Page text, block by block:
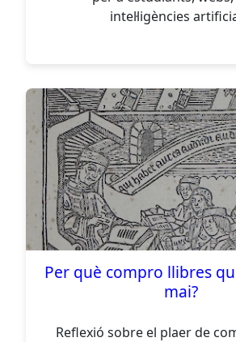
intel·ligències
Per què compro llibres
mai?
Reflexió sobre el plaer de